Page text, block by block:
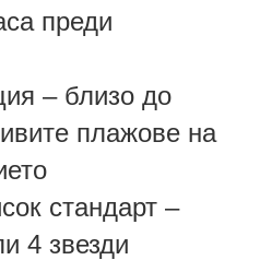
преди
– близо до
плажове на
стандарт –
4 звезди